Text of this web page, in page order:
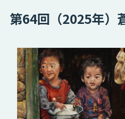
第64回（2025年）